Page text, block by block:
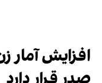
افزایش آمار